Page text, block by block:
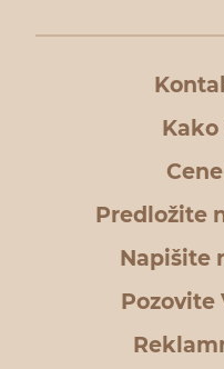
Predložite
Napišite
Pozovite